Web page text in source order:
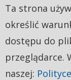
Ta strona
określić
dostępu do
przeglądarce.
naszej: